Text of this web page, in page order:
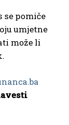
se pomiče
umjetne
može li